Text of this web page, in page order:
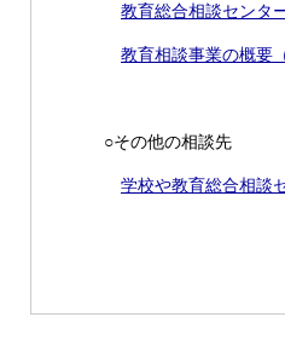
教育総合相談センタ
教育相談事業の概要
○その他の相談先
学校や教育総合相談